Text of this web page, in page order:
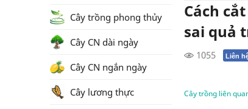
Cách
sai quả
1055 Liên
Cây trồng liên
Cây trồng phong thủy
Cây CN dài ngày
Cây CN ngắn ngày
Cây lương thực